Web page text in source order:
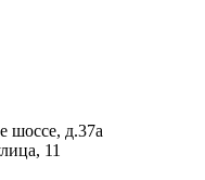
шоссе, д.37а
11